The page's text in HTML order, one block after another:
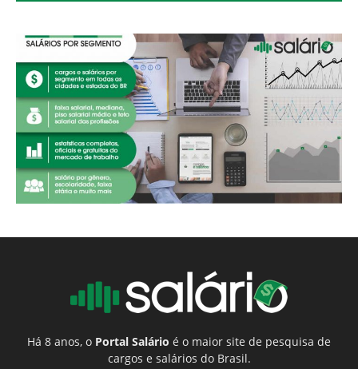
Há 8 anos, o Portal Salário é o maior site de pesquisa de
cargos e salários do Brasil.